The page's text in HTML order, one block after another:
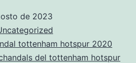
de 2023
tottenham hotspur 2020
del tottenham hotspur